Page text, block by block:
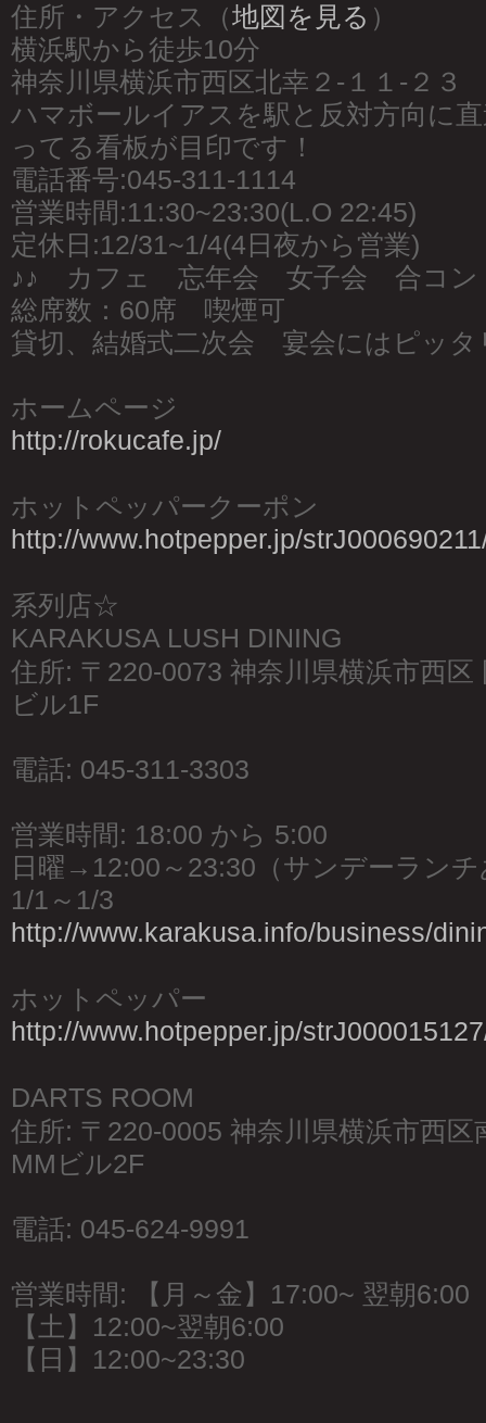
住所・アクセス（地図を見る ）
横浜駅から徒歩10分
神奈川県横浜市西区北幸２-１１-２３
ハマボールイアスを駅と反対方向に
ってる看板が目印です！
電話番号:045-311-1114
営業時間:11:30~23:30(L.O 22:45)
定休日:12/31~1/4(4日夜から営業)
♪♪ カフェ 忘年会 女子会 合コ
総席数：60席 喫煙可
貸切、結婚式二次会 宴会にはピッタ
ホームページ
http://rokucafe.jp/
ホットペッパークーポン
http://www.hotpepper.jp/
系列店☆
KARAKUSA LUSH DINING
住所: 〒220-0073 神奈川県横浜市西区
ビル1F
電話: 045-311-3303
営業時間: 18:00 から 5:00
日曜→12:00～23:30（サンデーラン
1/1～1/3
http://www.karakusa.info/business/
ホットペッパー
http://www.hotpepper.jp/
DARTS ROOM
住所: 〒220-0005 神奈川県横浜市西区
MMビル2F
電話: 045-624-9991
営業時間: 【月～金】17:00~ 翌朝6:00
【土】12:00~翌朝6:00
【日】12:00~23:30